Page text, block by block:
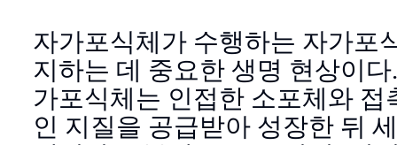
자가포식체가 수행하는 자가포
지하는 데 중요한 생명 현상이
가포식체는 인접한 소포체와
인 지질을 공급받아 성장한 뒤